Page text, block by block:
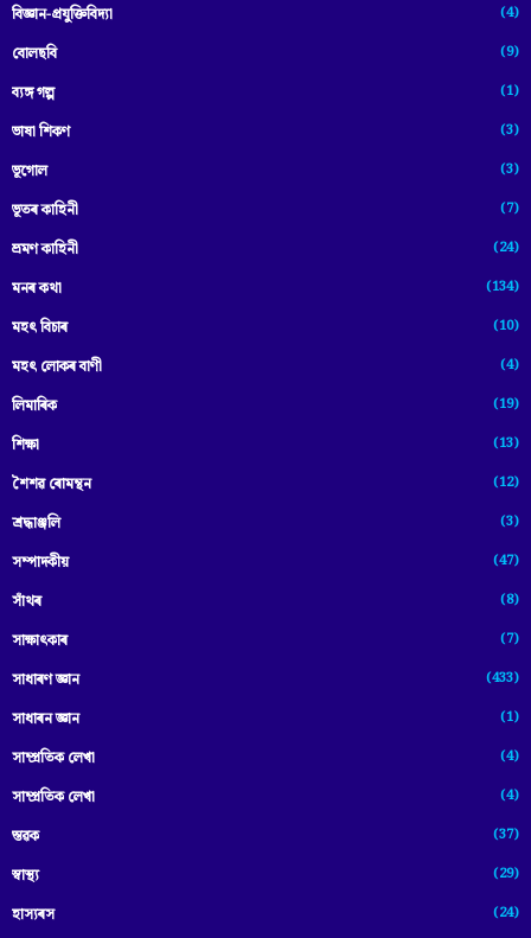
বিজ্ঞান-প্ৰযুক্তিবিদ্যা (4)
বোলছবি (9)
ব্যঙ্গ গল্প (1)
ভাষা শিকণ (3)
ভূগোল (3)
ভূতৰ কাহিনী (7)
ভ্ৰমণ কাহিনী (24)
মনৰ কথা (134)
মহৎ বিচাৰ (10)
মহৎ লোকৰ বাণী (4)
লিমাৰিক (19)
শিক্ষা (13)
শৈশৱ ৰোমন্থন (12)
শ্ৰদ্ধাঞ্জলি (3)
সম্পাদকীয় (47)
সাঁথৰ (8)
সাক্ষাৎকাৰ (7)
সাধাৰণ জ্ঞান (433)
সাধাৰন জ্ঞান (1)
সাম্প্রতিক লেখা (4)
সাম্প্ৰতিক লেখা (4)
স্তৱক (37)
স্বাস্থ্য (29)
হাস্যৰস (24)